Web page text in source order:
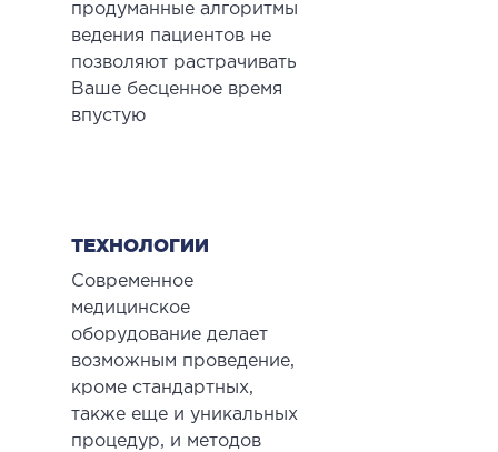
продуманные алгоритмы
ведения пациентов не
позволяют растрачивать
Ваше бесценное время
впустую
ТЕХНОЛОГИИ
Современное
медицинское
оборудование делает
возможным проведение,
кроме стандартных,
также еще и уникальных
процедур, и методов